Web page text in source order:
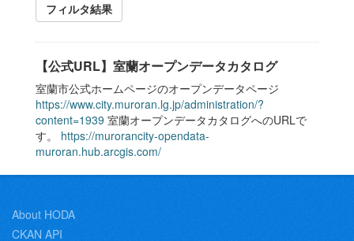
フィルタ結果
【公式URL】室蘭オープンデータカタログ
室蘭市公式ホームページのオープンデータページ
https://www.city.muroran.lg.jp/administration/?
content=1939 室蘭オープンデータカタログへのURLで
す。 https://murorancity-opendata-
muroran.hub.arcgis.com/
About HODA
CKAN API